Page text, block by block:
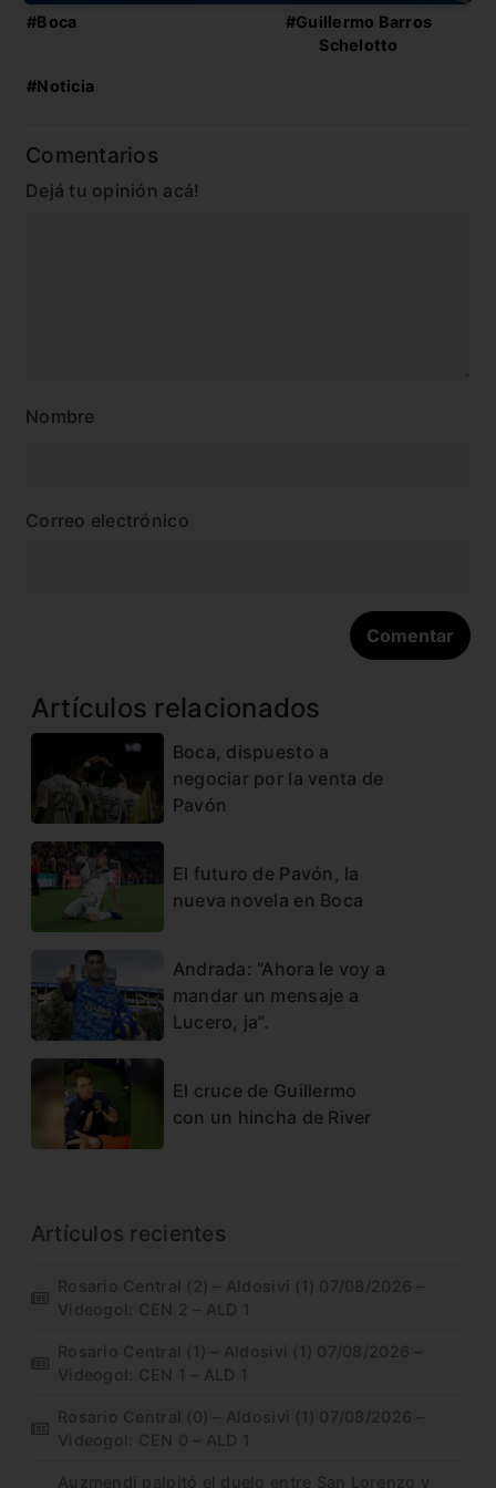
#Boca
#Guillermo Barros
Schelotto
#Noticia
Comentarios
Dejá tu opinión acá!
Nombre
Correo electrónico
Artículos relacionados
Boca, dispuesto a
negociar por la venta de
Pavón
El futuro de Pavón, la
nueva novela en Boca
Andrada: “Ahora le voy a
mandar un mensaje a
Lucero, ja”.
El cruce de Guillermo
con un hincha de River
Artículos recientes
Rosario Central (2) – Aldosivi (1) 07/08/2026 –
Videogol: CEN 2 – ALD 1
Rosario Central (1) – Aldosivi (1) 07/08/2026 –
Videogol: CEN 1 – ALD 1
Rosario Central (0) – Aldosivi (1) 07/08/2026 –
Videogol: CEN 0 – ALD 1
Auzmendi palpitó el duelo entre San Lorenzo y